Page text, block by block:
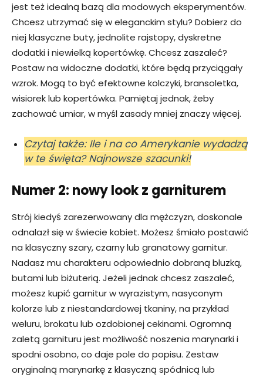
jest też idealną bazą dla modowych eksperymentów.
Chcesz utrzymać się w eleganckim stylu? Dobierz do
niej klasyczne buty, jednolite rajstopy, dyskretne
dodatki i niewielką kopertówkę. Chcesz zaszaleć?
Postaw na widoczne dodatki, które będą przyciągały
wzrok. Mogą to być efektowne kolczyki, bransoletka,
wisiorek lub kopertówka. Pamiętaj jednak, żeby
zachować umiar, w myśl zasady mniej znaczy więcej.
Czytaj także: Ile i na co Amerykanie wydadzą
w te święta? Najnowsze szacunki!
Numer 2: nowy look z garniturem
Strój kiedyś zarezerwowany dla mężczyzn, doskonale
odnalazł się w świecie kobiet. Możesz śmiało postawić
na klasyczny szary, czarny lub granatowy garnitur.
Nadasz mu charakteru odpowiednio dobraną bluzką,
butami lub biżuterią. Jeżeli jednak chcesz zaszaleć,
możesz kupić garnitur w wyrazistym, nasyconym
kolorze lub z niestandardowej tkaniny, na przykład
weluru, brokatu lub ozdobionej cekinami. Ogromną
zaletą garnituru jest możliwość noszenia marynarki i
spodni osobno, co daje pole do popisu. Zestaw
oryginalną marynarkę z klasyczną spódnicą lub